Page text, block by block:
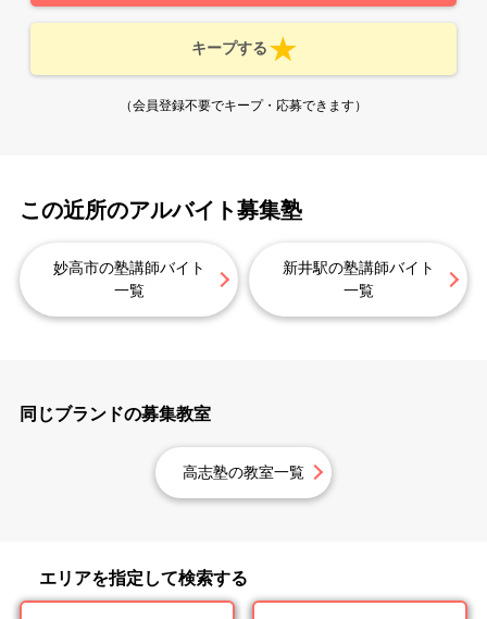
キープする
（会員登録不要でキープ・応募できます）
この近所のアルバイト募集塾
妙高市の塾講師バイト
一覧
新井駅の塾講師バイト
一覧
同じブランドの募集教室
高志塾の教室一覧
エリアを指定して検索する